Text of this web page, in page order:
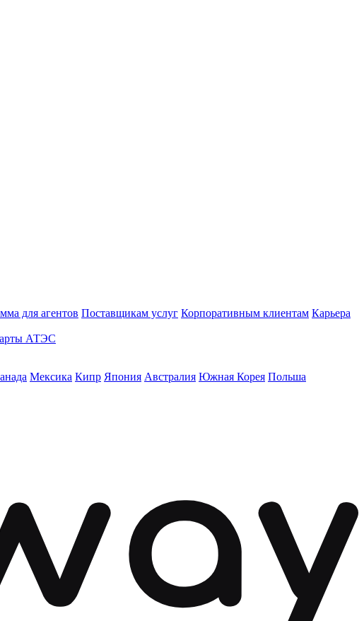
для агентов Поставщикам услуг Корпоративным клиентам Карьера
АТЭС
Мексика Кипр Япония Австралия Южная Корея Польша